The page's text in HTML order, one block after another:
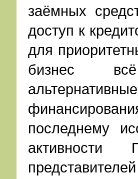
заёмных
доступ к
для
бизнес
последнему